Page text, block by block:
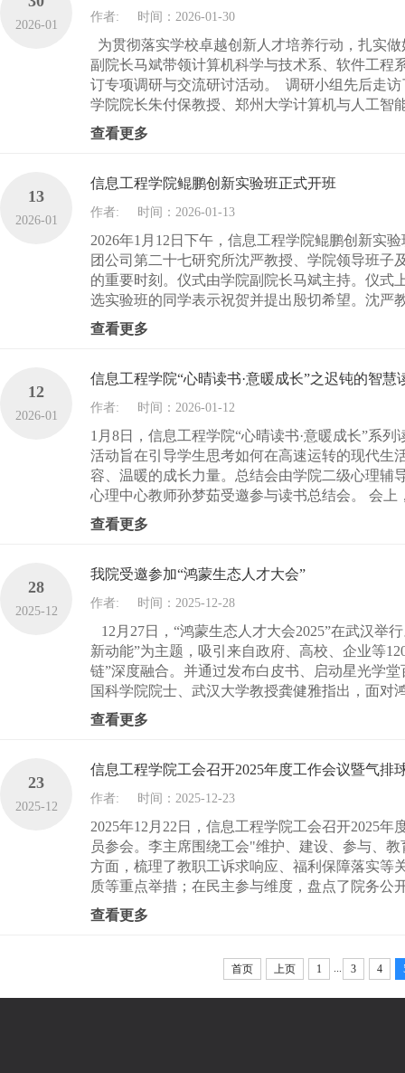
2026-01
作者: 时间：2026-01-30
为贯彻落实学校卓越创新人才培养行动，扎实
副院长马斌带领计算机科学与技术系、软件工程
订专项调研与交流研讨活动。 调研小组先后走
学院院长朱付保教授、郑州大学计算机与人工智
查看更多
13
2026-01
信息工程学院鲲鹏创新实验班正式开班
作者: 时间：2026-01-13
2026年1月12日下午，信息工程学院鲲鹏创新实
团公司第二十七研究所沈严教授、学院领导班子
的重要时刻。仪式由学院副院长马斌主持。仪式
选实验班的同学表示祝贺并提出殷切希望。沈严
查看更多
12
2026-01
信息工程学院“心晴读书·意暖成长”之迟钝的智慧
作者: 时间：2026-01-12
1月8日，信息工程学院“心晴读书·意暖成长”系
活动旨在引导学生思考如何在高速运转的现代生
容、温暖的成长力量。总结会由学院二级心理辅
心理中心教师孙梦茹受邀参与读书总结会。 会
查看更多
28
2025-12
我院受邀参加“鸿蒙生态人才大会”
作者: 时间：2025-12-28
12月27日，“鸿蒙生态人才大会2025”在武汉举
新动能”为主题，吸引来自政府、高校、企业等
链”深度融合。并通过发布白皮书、启动星光学
国科学院院士、武汉大学教授龚健雅指出，面对
查看更多
23
2025-12
信息工程学院工会召开2025年度工作会议暨气排
作者: 时间：2025-12-23
2025年12月22日，信息工程学院工会召开2025
员参会。李主席围绕工会"维护、建设、参与、
方面，梳理了教职工诉求响应、福利保障落实等
质等重点举措；在民主参与维度，盘点了院务公
查看更多
首页 上页 1 3 4